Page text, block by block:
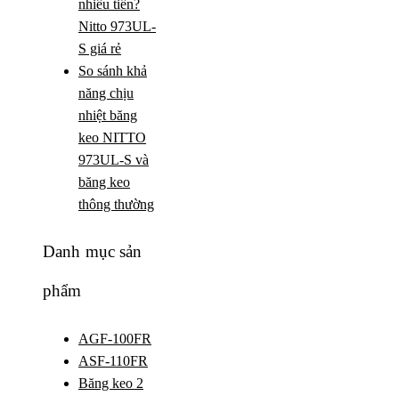
nhiêu tiền?
Nitto 973UL-
S giá rẻ
So sánh khả
năng chịu
nhiệt băng
keo NITTO
973UL-S và
băng keo
thông thường
Danh mục sản
phẩm
AGF-100FR
ASF-110FR
Băng keo 2